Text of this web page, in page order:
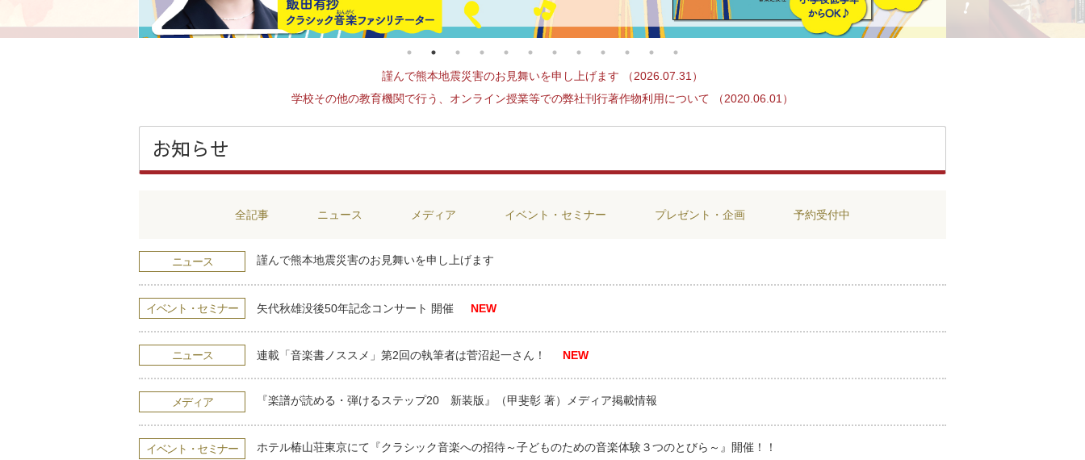
謹んで熊本地震災害のお見舞いを申し上げます （2026.07.31）
学校その他の教育機関で行う、オンライン授業等での弊社刊行著作物利用について （2020.06.01）
お知らせ
全記事 ニュース メディア イベント・セミナー プレゼント・企画 予約受付中
ニュース 謹んで熊本地震災害のお見舞いを申し上げます
イベント・セミナー 矢代秋雄没後50年記念コンサート 開催 NEW
ニュース 連載「音楽書ノススメ」第2回の執筆者は菅沼起一さん！ NEW
メディア 『楽譜が読める・弾けるステップ20 新装版』（甲斐彰 著）メディア掲載情報
イベント・セミナー ホテル椿山荘東京にて『クラシック音楽への招待～子どものための音楽体験３つのとびら～』開催！！